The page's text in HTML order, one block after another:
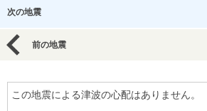
次の地震
前の地震
この地震による津波の心配はありません。